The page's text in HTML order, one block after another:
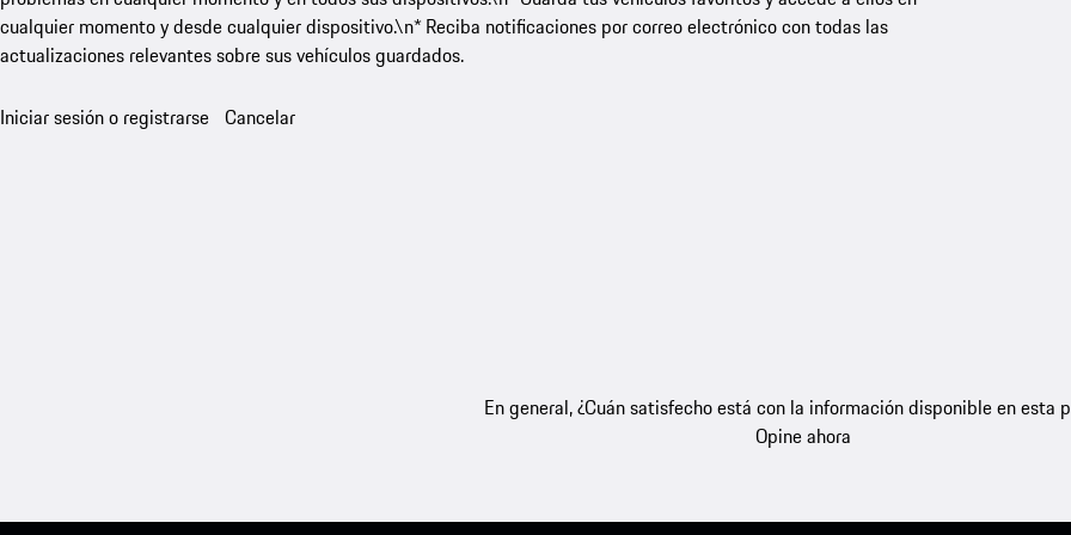
cualquier momento y desde cualquier dispositivo.\n* Reciba notificaciones por correo electrónico con todas las
actualizaciones relevantes sobre sus vehículos guardados.
Iniciar sesión o registrarse Cancelar
En general, ¿Cuán satisfecho está con la información disponible en esta
Opine ahora